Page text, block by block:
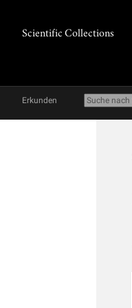
Scientific Collections
Erkunden